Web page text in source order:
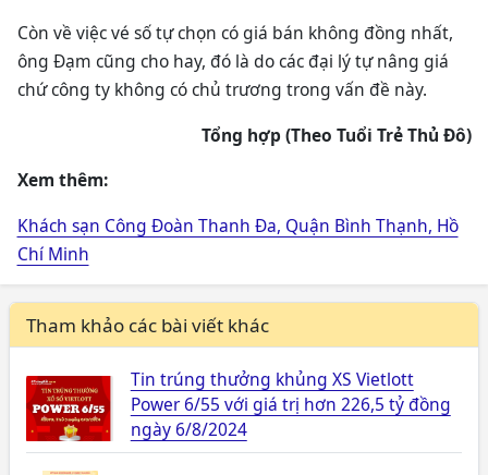
Còn về việc vé số tự chọn có giá bán không đồng nhất,
ông Đạm cũng cho hay, đó là do các đại lý tự nâng giá
chứ công ty không có chủ trương trong vấn đề này.
Tổng hợp (Theo Tuổi Trẻ Thủ Đô)
Xem thêm:
Khách sạn Công Đoàn Thanh Đa, Quận Bình Thạnh, Hồ
Chí Minh
Tham khảo các bài viết khác
Tin trúng thưởng khủng XS Vietlott
Power 6/55 với giá trị hơn 226,5 tỷ đồng
ngày 6/8/2024